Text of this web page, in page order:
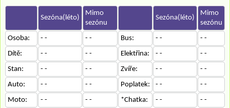
Sezóna(léto)
Mimo
sezónu
Sezóna(léto)
Mimo
sezónu
Osoba:
- - - - Bus: - -
- -
Dítě:
- - - - Elektřina: - -
- -
Stan:
- - - - Zvíře: - -
- -
Auto:
- - - - Poplatek: - -
- -
Moto:
- - - - *Chatka: - -
- -